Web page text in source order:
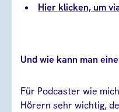
Hier klicken, um
Und wie kann man
Für Podcaster wie
Hörern sehr wichtig,